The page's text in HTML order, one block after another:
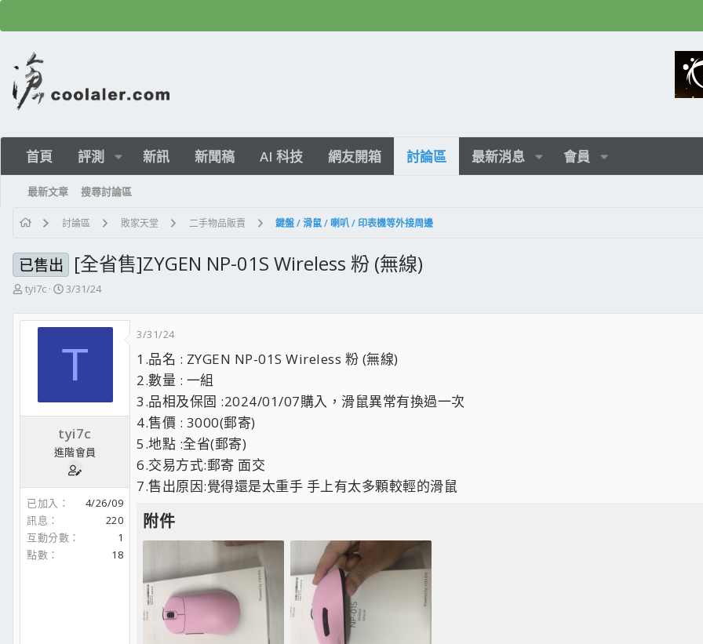
首頁 評測 新訊 新聞稿 AI 科技 網友開箱 討論區 最新消息 會員
最新文章 搜尋討論區
討論區 敗家天堂 二手物品販賣 鍵盤 / 滑鼠 / 喇叭 / 印表機等外接周邊
已售出 [全省售]ZYGEN NP-01S Wireless 粉 (無線)
主
發
tyi7c
開
日
3/31/24
T
tyi7c
進階會員
已加入
4/26/09
訊息
220
互動分數
1
點數
18
3/31/24
1.品名 : ZYGEN NP-01S Wireless 粉 (無線)
2.數量 : 一組
3.品相及保固 :2024/01/07購入，滑鼠異常有換過一次
4.售價 : 3000(郵寄)
5.地點 :全省(郵寄)
6.交易方式:郵寄 面交
7.售出原因:覺得還是太重手 手上有太多顆較輕的滑鼠
附件